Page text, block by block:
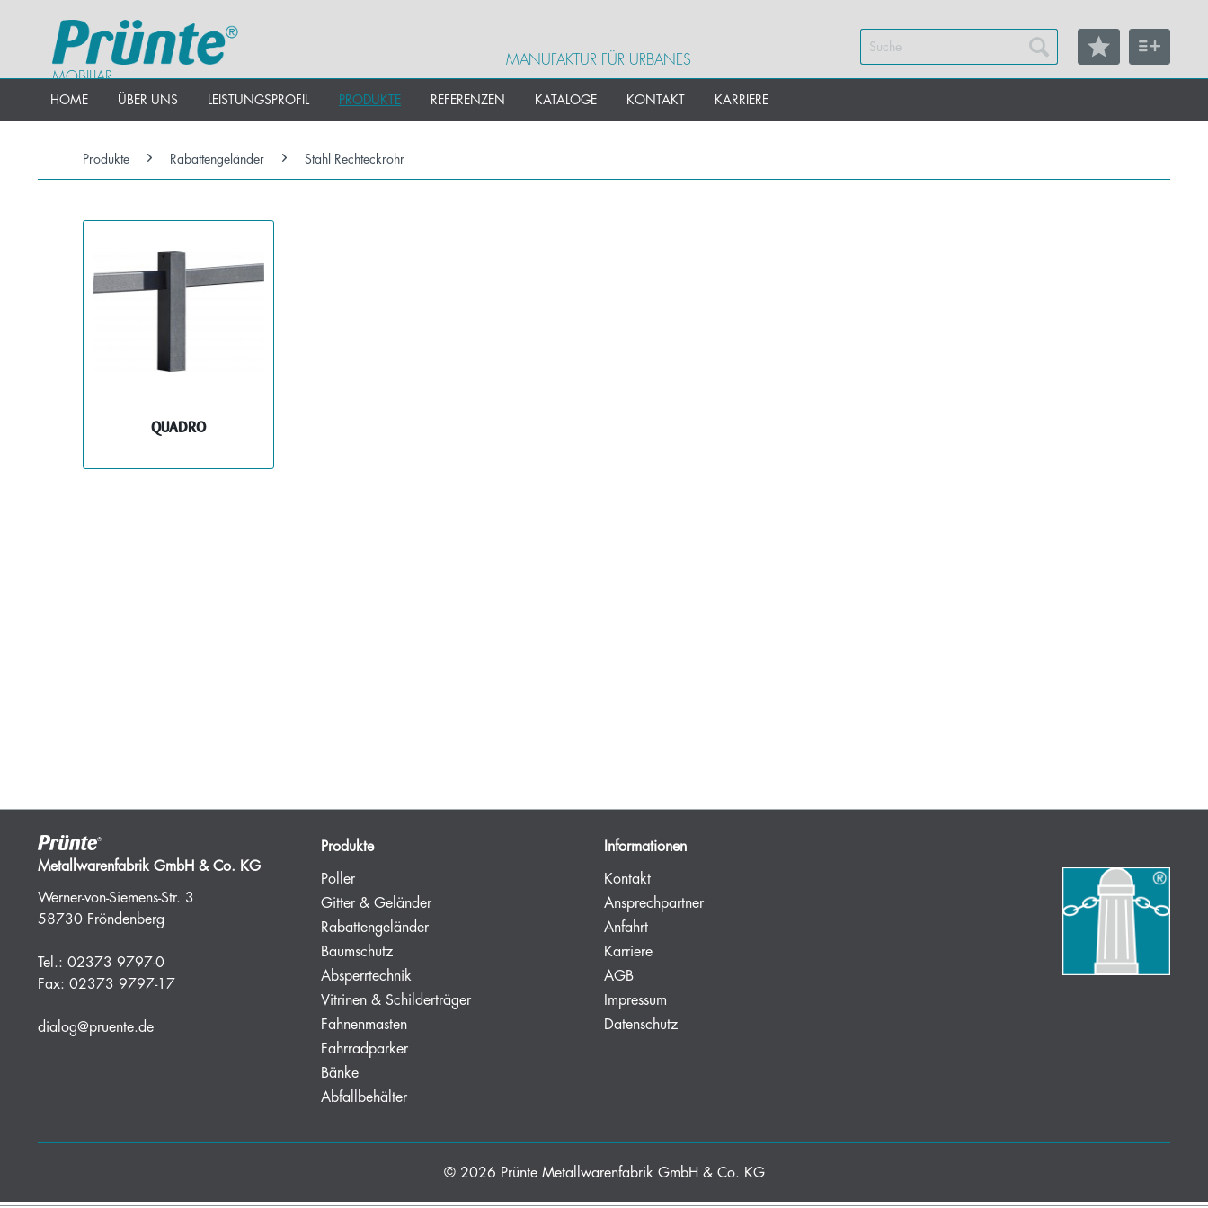
MANUFAKTUR FÜR URBANES
MOBILIAR
HOME ÜBER UNS LEISTUNGSPROFIL PRODUKTE REFERENZEN KATALOGE KONTAKT KARRIERE
Produkte Rabattengeländer Stahl Rechteckrohr
QUADRO
Metallwarenfabrik GmbH & Co. KG
Werner-von-Siemens-Str. 3
58730 Fröndenberg
Tel.: 02373 9797-0
Fax: 02373 9797-17
dialog@pruente.de
Produkte
Poller
Gitter & Geländer
Rabattengeländer
Baumschutz
Absperrtechnik
Vitrinen & Schilderträger
Fahnenmasten
Fahrradparker
Bänke
Abfallbehälter
Informationen
Kontakt
Ansprechpartner
Anfahrt
Karriere
AGB
Impressum
Datenschutz
© 2026 Prünte Metallwarenfabrik GmbH & Co. KG